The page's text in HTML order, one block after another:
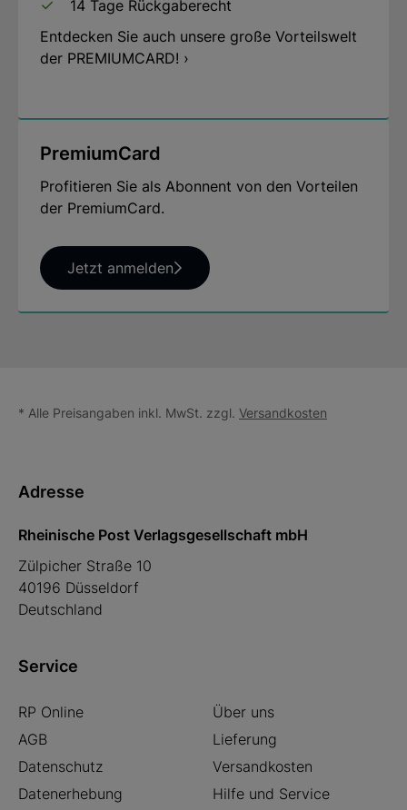
14 Tage Rückgaberecht
Entdecken Sie auch unsere große Vorteilswelt
der PREMIUMCARD! ›
PremiumCard
Profitieren Sie als Abonnent von den Vorteilen
der PremiumCard.
Jetzt anmelden
* Alle Preisangaben inkl. MwSt. zzgl. Versandkosten
Adresse
Rheinische Post Verlagsgesellschaft mbH
Zülpicher Straße 10
40196 Düsseldorf
Deutschland
Service
RP Online
Über uns
AGB
Lieferung
Datenschutz
Versandkosten
Datenerhebung
Hilfe und Service